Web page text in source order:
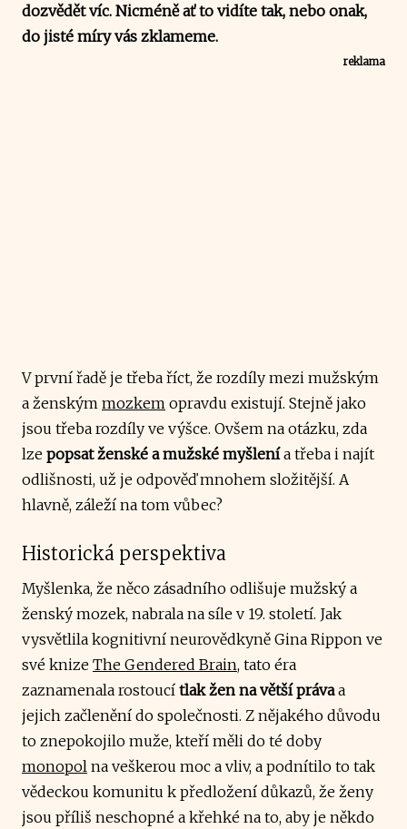
dozvědět víc. Nicméně ať to vidíte tak, nebo onak,
do jisté míry vás zklameme.
reklama
V první řadě je třeba říct, že rozdíly mezi mužským
a ženským mozkem opravdu existují. Stejně jako
jsou třeba rozdíly ve výšce. Ovšem na otázku, zda
lze popsat ženské a mužské myšlenía třeba i najít
odlišnosti, už je odpověď mnohem složitější. A
hlavně, záleží na tom vůbec?
Historická perspektiva
Myšlenka, že něco zásadního odlišuje mužský a
ženský mozek, nabrala na síle v 19. století. Jak
vysvětlila kognitivní neurovědkyně Gina Rippon ve
své knize The Gendered Brain, tato éra
zaznamenala rostoucí tlak žen na větší právaa
jejich začlenění do společnosti. Z nějakého důvodu
to znepokojilo muže, kteří měli do té doby
monopol na veškerou moc a vliv, a podnítilo to tak
vědeckou komunitu k předložení důkazů, že ženy
jsou příliš neschopné a křehké na to, aby je někdo